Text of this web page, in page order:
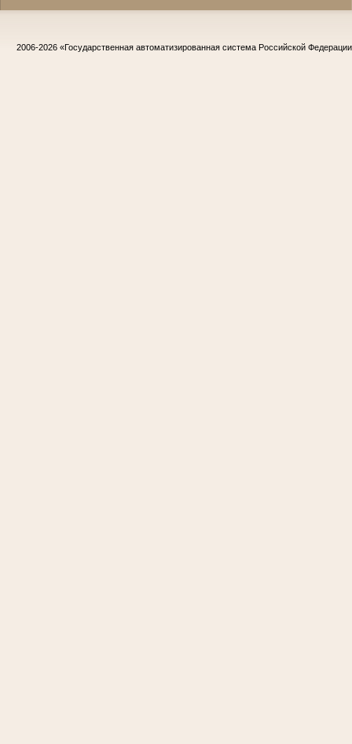
2006-2026 «Государственная автоматизированная система Российской